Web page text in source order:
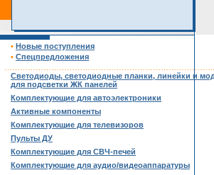
• Новые поступления
• Спецпредложения
Светодиоды, светодиодные планки, линейки и
для подсветки ЖК панелей
Комплектующие для автоэлектроники
Активные компоненты
Комплектующие для телевизоров
Пульты ДУ
Комплектующие для СВЧ-печей
Комплектующие для аудио/видеоаппаратуры